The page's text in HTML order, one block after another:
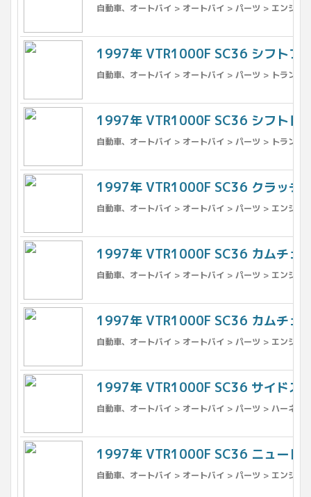
自動車、オートバイ > オートバイ > パーツ > エンジン
1997年 VTR1000F SC36 シフトフ
自動車、オートバイ > オートバイ > パーツ > トランス
1997年 VTR1000F SC36 シフトド
自動車、オートバイ > オートバイ > パーツ > トランス
1997年 VTR1000F SC36 クラッチ
自動車、オートバイ > オートバイ > パーツ > エンジン
1997年 VTR1000F SC36 カムチェ
自動車、オートバイ > オートバイ > パーツ > エンジン
1997年 VTR1000F SC36 カムチェ
自動車、オートバイ > オートバイ > パーツ > エンジン
1997年 VTR1000F SC36 サイドス
自動車、オートバイ > オートバイ > パーツ > ハーネス
1997年 VTR1000F SC36 ニュート
自動車、オートバイ > オートバイ > パーツ > エンジン